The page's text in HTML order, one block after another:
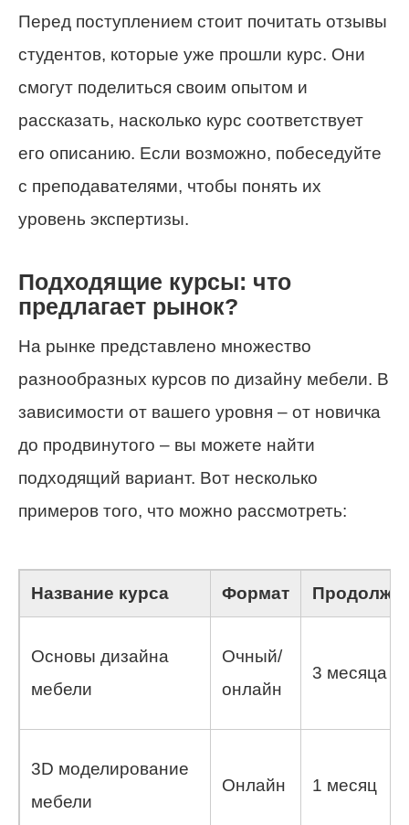
Перед поступлением стоит почитать отзывы
студентов, которые уже прошли курс. Они
смогут поделиться своим опытом и
рассказать, насколько курс соответствует
его описанию. Если возможно, побеседуйте
с преподавателями, чтобы понять их
уровень экспертизы.
Подходящие курсы: что
предлагает рынок?
На рынке представлено множество
разнообразных курсов по дизайну мебели. В
зависимости от вашего уровня – от новичка
до продвинутого – вы можете найти
подходящий вариант. Вот несколько
примеров того, что можно рассмотреть:
Название курса Формат
Основы дизайна
мебели
Очный/
онлайн
3 месяца
3D моделирование
мебели
Онлайн 1 месяц